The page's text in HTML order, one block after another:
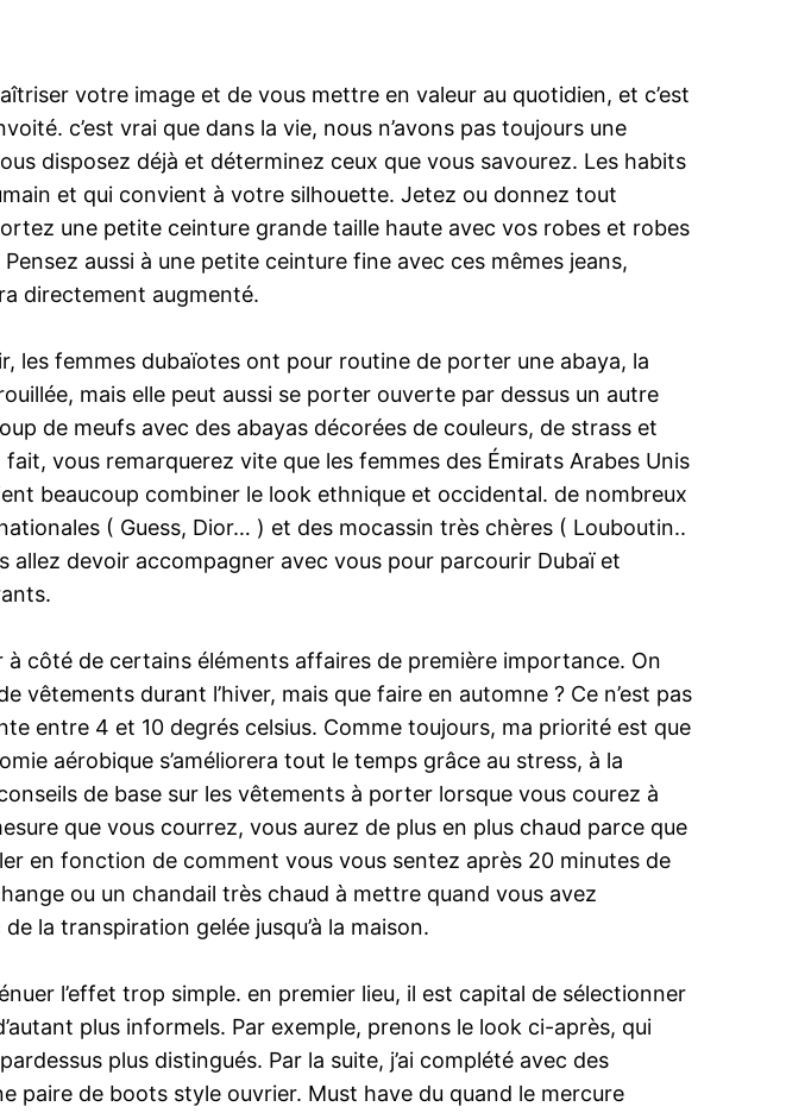
votre image et de vous mettre en valeur au quotidien, et c’est
c’est vrai que dans la vie, nous n’avons pas toujours une
disposez déjà et déterminez ceux que vous savourez. Les habits
et qui convient à votre silhouette. Jetez ou donnez tout
une petite ceinture grande taille haute avec vos robes et robes
aussi à une petite ceinture fine avec ces mêmes jeans,
directement augmenté.
les femmes dubaïotes ont pour routine de porter une abaya, la
mais elle peut aussi se porter ouverte par dessus un autre
de meufs avec des abayas décorées de couleurs, de strass et
vous remarquerez vite que les femmes des Émirats Arabes Unis
beaucoup combiner le look ethnique et occidental. de nombreux
( Guess, Dior… ) et des mocassin très chères ( Louboutin..
allez devoir accompagner avec vous pour parcourir Dubaï et
côté de certains éléments affaires de première importance. On
durant l’hiver, mais que faire en automne ? Ce n’est pas
entre 4 et 10 degrés celsius. Comme toujours, ma priorité est que
aérobique s’améliorera tout le temps grâce au stress, à la
de base sur les vêtements à porter lorsque vous courez à
que vous courrez, vous aurez de plus en plus chaud parce que
en fonction de comment vous vous sentez après 20 minutes de
ou un chandail très chaud à mettre quand vous avez
la transpiration gelée jusqu’à la maison.
l’effet trop simple. en premier lieu, il est capital de sélectionner
plus informels. Par exemple, prenons le look ci-après, qui
plus distingués. Par la suite, j’ai complété avec des
paire de boots style ouvrier. Must have du quand le mercure